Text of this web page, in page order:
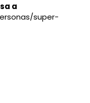
a
super-